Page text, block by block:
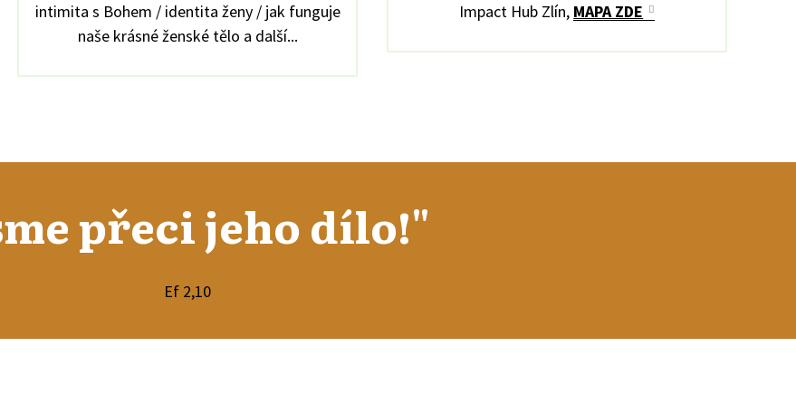
intimita s Bohem / identita ženy / jak funguje
naše krásné ženské tělo a další...
Impact Hub Zlín, MAPA ZDE
přeci jeho dílo!"
Ef 2,10